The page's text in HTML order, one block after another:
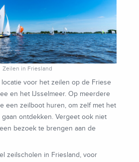
Zeilen in Friesland
voor het zeilen op de Friese
en het IJsselmeer. Op meerdere
een zeilboot huren, om zelf met het
ontdekken. Vergeet ook niet
bezoek te brengen aan de
zeilscholen in Friesland, voor